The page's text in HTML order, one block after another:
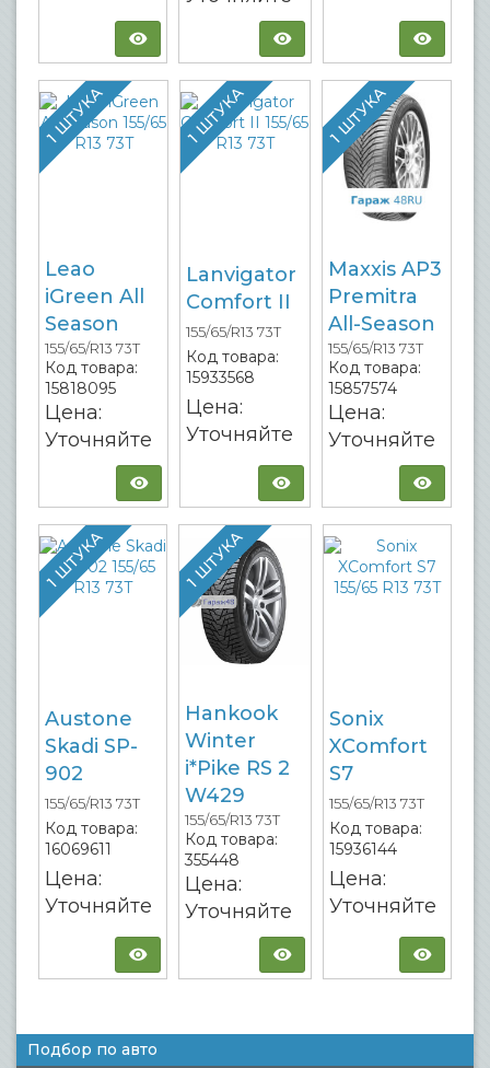
1 ШТУКА
Leao
iGreen All
Season
155/65/R13 73T
Код товара:
15818095
Цена:
Уточняйте
1 ШТУКА
Lanvigator
Comfort II
155/65/R13 73T
Код товара:
15933568
Цена:
Уточняйте
1 ШТУКА
Maxxis AP3
Premitra
All-Season
155/65/R13 73T
Код товара:
15857574
Цена:
Уточняйте
1 ШТУКА
Austone
Skadi SP-
902
155/65/R13 73T
Код товара:
16069611
Цена:
Уточняйте
1 ШТУКА
Hankook
Winter
i*Pike RS 2
W429
155/65/R13 73T
Код товара:
355448
Цена:
Уточняйте
Sonix
XComfort
S7
155/65/R13 73T
Код товара:
15936144
Цена:
Уточняйте
Подбор по авто